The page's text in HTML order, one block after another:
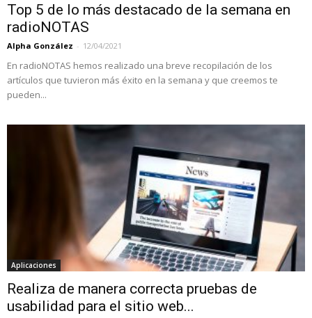
Top 5 de lo más destacado de la semana en
radioNOTAS
Alpha González - 12/04/2021
En radioNOTAS hemos realizado una breve recopilación de los
artículos que tuvieron más éxito en la semana y que creemos te
pueden...
Aplicaciones
Realiza de manera correcta pruebas de
usabilidad para el sitio web...